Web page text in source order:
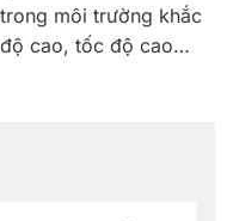
môi trường khắc
cao, tốc độ cao…